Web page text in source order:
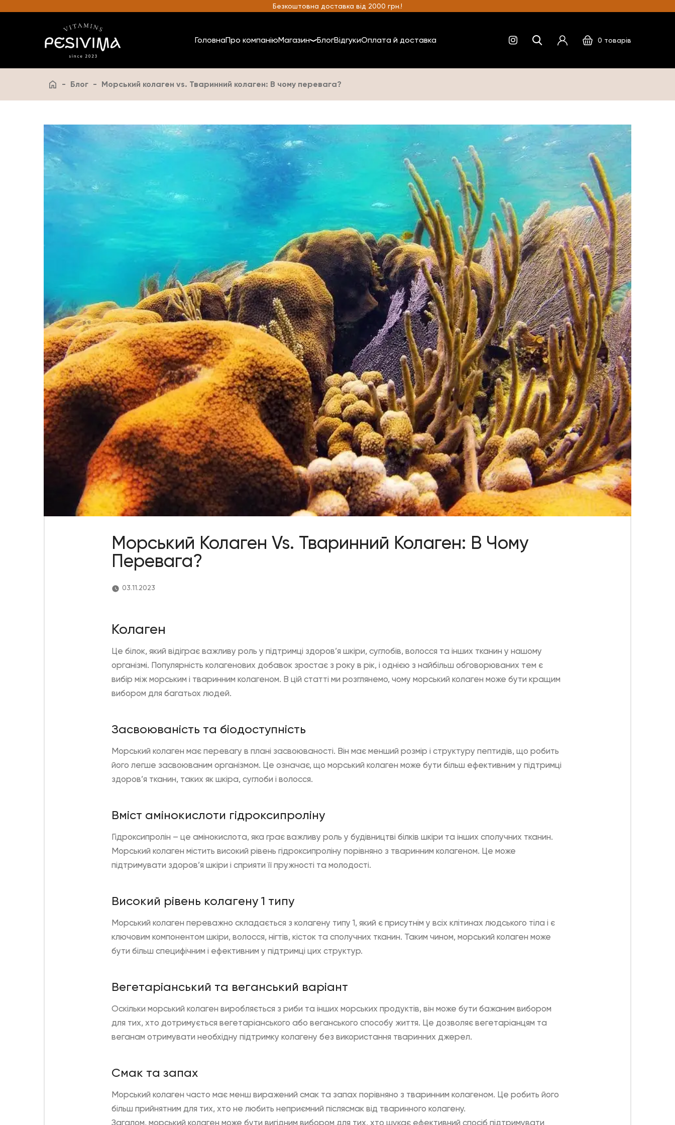
Безкоштовна доставка від 2000 грн.!
ГоловнаПро компаніюМагазин БлогВідгукиОплата й доставка 0 товарів
- Блог - Морський колаген vs. Тваринний колаген: В чому перевага?
Морський Колаген Vs. Тваринний Колаген: В Чому
Перевага?
03.11.2023
Колаген
Це білок, який відіграє важливу роль у підтримці здоров’я шкіри, суглобів, волосся та інших тканин у нашому
організмі. Популярність колагенових добавок зростає з року в рік, і однією з найбільш обговорюваних тем є
вибір між морським і тваринним колагеном. В цій статті ми розглянемо, чому морський колаген може бути кращим
вибором для багатьох людей.
Засвоюваність та біодоступність
Морський колаген має перевагу в плані засвоюваності. Він має менший розмір і структуру пептидів, що робить
його легше засвоюваним організмом. Це означає, що морський колаген може бути більш ефективним у підтримці
здоров’я тканин, таких як шкіра, суглоби і волосся.
Вміст амінокислоти гідроксипроліну
Гідроксипролін – це амінокислота, яка грає важливу роль у будівництві білків шкіри та інших сполучних тканин.
Морський колаген містить високий рівень гідроксипроліну порівняно з тваринним колагеном. Це може
підтримувати здоров’я шкіри і сприяти її пружності та молодості.
Високий рівень колагену 1 типу
Морський колаген переважно складається з колагену типу 1, який є присутнім у всіх клітинах людського тіла і є
ключовим компонентом шкіри, волосся, нігтів, кісток та сполучних тканин. Таким чином, морський колаген може
бути більш специфічним і ефективним у підтримці цих структур.
Вегетаріанський та веганський варіант
Оскільки морський колаген виробляється з риби та інших морських продуктів, він може бути бажаним вибором
для тих, хто дотримується вегетаріанського або веганського способу життя. Це дозволяє вегетаріанцям та
веганам отримувати необхідну підтримку колагену без використання тваринних джерел.
Смак та запах
Морський колаген часто має менш виражений смак та запах порівняно з тваринним колагеном. Це робить його
більш прийнятним для тих, хто не любить неприємний післясмак від тваринного колагену.
Загалом, морський колаген може бути вигідним вибором для тих, хто шукає ефективний спосіб підтримувати